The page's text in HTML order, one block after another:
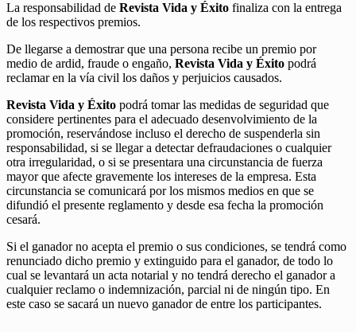
La responsabilidad de Revista Vida y Éxito finaliza con la entrega
de los respectivos premios.
De llegarse a demostrar que una persona recibe un premio por
medio de ardid, fraude o engaño, Revista Vida y Éxito podrá
reclamar en la vía civil los daños y perjuicios causados.
Revista Vida y Éxito podrá tomar las medidas de seguridad que
considere pertinentes para el adecuado desenvolvimiento de la
promoción, reservándose incluso el derecho de suspenderla sin
responsabilidad, si se llegar a detectar defraudaciones o cualquier
otra irregularidad, o si se presentara una circunstancia de fuerza
mayor que afecte gravemente los intereses de la empresa. Esta
circunstancia se comunicará por los mismos medios en que se
difundió el presente reglamento y desde esa fecha la promoción
cesará.
Si el ganador no acepta el premio o sus condiciones, se tendrá como
renunciado dicho premio y extinguido para el ganador, de todo lo
cual se levantará un acta notarial y no tendrá derecho el ganador a
cualquier reclamo o indemnización, parcial ni de ningún tipo. En
este caso se sacará un nuevo ganador de entre los participantes.